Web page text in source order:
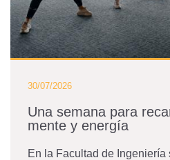
30/07/2026
Una semana para
mente y energía
En la Facultad de Ingeniería